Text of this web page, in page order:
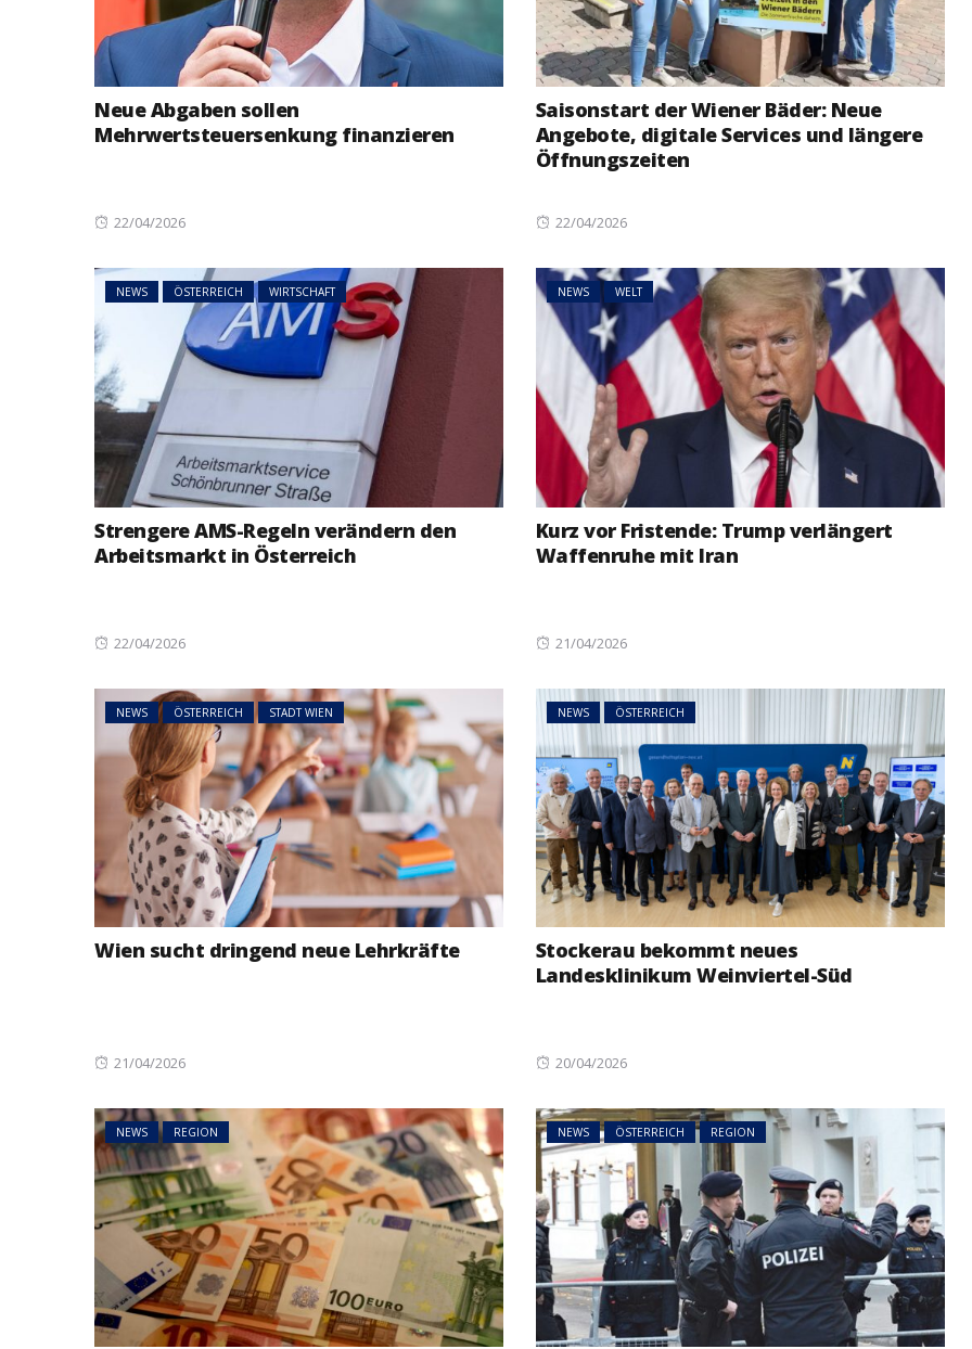
Neue Abgaben sollen
Mehrwertsteuersenkung finanzieren
Posted
22/04/2026
Saisonstart der Wiener Bäder: Neue
Angebote, digitale Services und längere
Öffnungszeiten
Posted
22/04/2026
NEWS ÖSTERREICH WIRTSCHAFT
Strengere AMS-Regeln verändern den
Arbeitsmarkt in Österreich
Posted
22/04/2026
NEWS WELT
Kurz vor Fristende: Trump verlängert
Waffenruhe mit Iran
Posted
21/04/2026
NEWS ÖSTERREICH STADT WIEN
Wien sucht dringend neue Lehrkräfte
Posted
21/04/2026
NEWS ÖSTERREICH
Stockerau bekommt neues
Landesklinikum Weinviertel-Süd
Posted
20/04/2026
NEWS REGION NEWS ÖSTERREICH REGION